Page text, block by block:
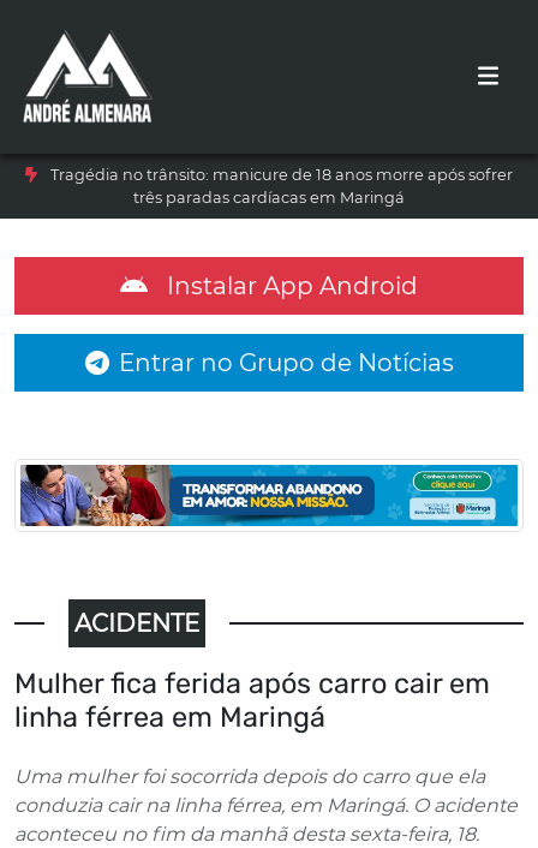
Tragédia no trânsito: manicure de 18 anos morre após sofrer
três paradas cardíacas em Maringá
Instalar App Android
Entrar no Grupo de Notícias
ACIDENTE
Mulher fica ferida após carro cair em
linha férrea em Maringá
Uma mulher foi socorrida depois do carro que ela
conduzia cair na linha férrea, em Maringá. O acidente
aconteceu no fim da manhã desta sexta-feira, 18.